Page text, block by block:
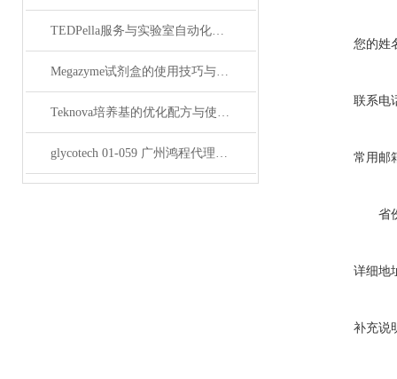
TEDPella服务与实验室自动化设备的整合
Megazyme试剂盒的使用技巧与实验优化方法
Teknova培养基的优化配方与使用技巧
glycotech 01-059 广州鸿程代理：开启糖生物学研究新征程
您的姓
联系电
常用邮
省
详细地
补充说